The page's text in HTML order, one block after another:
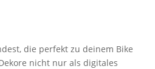
die perfekt zu deinem Bike
nicht nur als digitales